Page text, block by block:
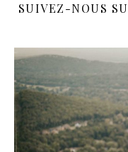
SUIVEZ-NOUS